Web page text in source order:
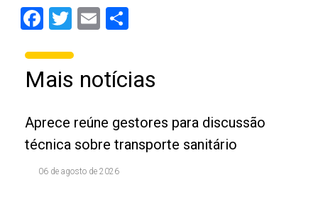
Facebook
Twitter
Email
Mais notícias
Aprece reúne gestores para discussão
técnica sobre transporte sanitário
06 de agosto de 2026